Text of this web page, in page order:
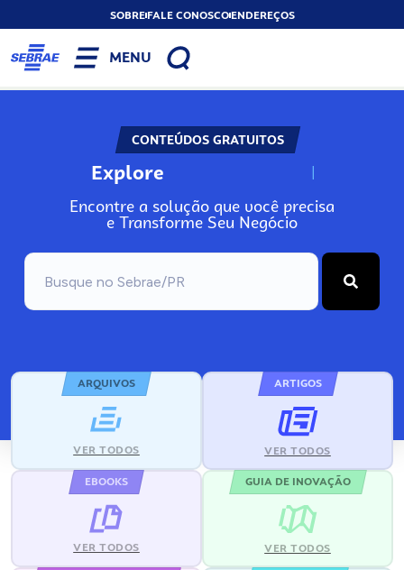
SOBREFALE CONOSCOENDEREÇOS
MENU
CONTEÚDOS GRATUITOS
Explore N
Encontre a solução que você precisa
e Transforme Seu Negócio
ARQUIVOS
VER TODOS
ARTIGOS
VER TODOS
EBOOKS
VER TODOS
GUIA DE INOVAÇÃO
VER TODOS